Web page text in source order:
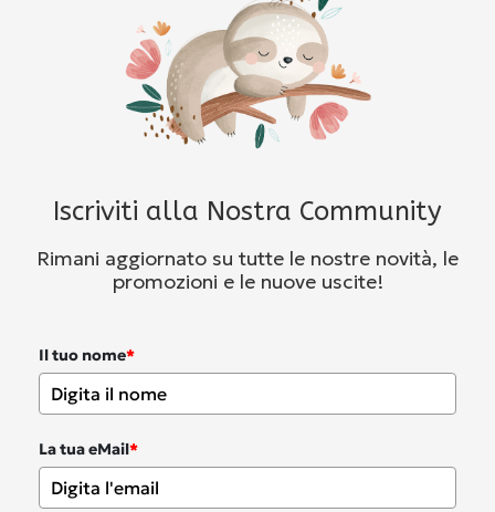
Iscriviti alla Nostra Community
Rimani aggiornato su tutte le nostre novità, le
promozioni e le nuove uscite!
Il tuo nome*
La tua eMail*